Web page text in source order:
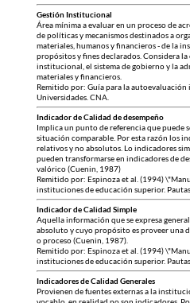
Gestión Institucional
Área mínima a evaluar en un proceso de
de políticas y mecanismos destinados a
materiales, humanos y financieros - de la
propósitos y fines declarados. Considera
institucional, el sistema de gobierno y la
materiales y financieros.
Remitido por: Guía para la
Universidades. CNA.
Indicador de Calidad de desempeño
Implica un punto de referencia que puede
situación comparable. Por esta razón los
relativos y no absolutos. Lo indicadores
pueden transformarse en indicadores de
valórico (Cuenin, 1987)
Remitido por: Espinoza et al. (1994)
instituciones de educación superior.
Indicador de Calidad Simple
Aquella información que se expresa
absoluto y cuyo propósito es proveer una
o proceso (Cuenin, 1987).
Remitido por: Espinoza et al. (1994)
instituciones de educación superior.
Indicadores de Calidad Generales
Provienen de fuentes externas a la